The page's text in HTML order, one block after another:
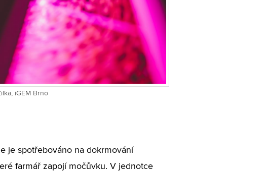
iGEM Brno
je spotřebováno na dokrmování
farmář zapojí močůvku. V jednotce